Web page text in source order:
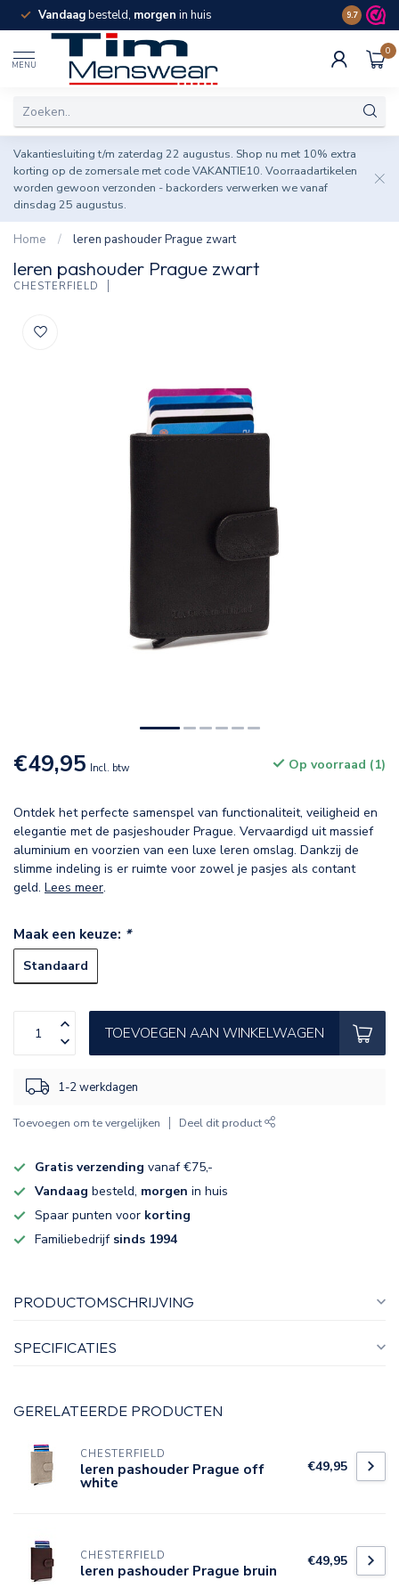
Vandaagbesteld, morgen in huis Spaar
9.7
MENU
0
Vakantiesluiting t/m zaterdag 22 augustus. Shop nu met 10% extra
korting op de zomersale met code VAKANTIE10. Voorraadartikelen
worden gewoon verzonden - backorders verwerken we vanaf
dinsdag 25 augustus.
Home / leren pashouder Prague zwart
leren pashouder Prague zwart
CHESTERFIELD
€49,95 Incl. btw Op voorraad (1)
Ontdek het perfecte samenspel van functionaliteit, veiligheid en
elegantie met de pasjeshouder Prague. Vervaardigd uit massief
aluminium en voorzien van een luxe leren omslag. Dankzij de
slimme indeling is er ruimte voor zowel je pasjes als contant
geld. Lees meer.
Maak een keuze: *
Standaard
TOEVOEGEN AAN WINKELWAGEN
1-2 werkdagen
Toevoegen om te vergelijken Deel dit product
Gratis verzending vanaf €75,-
Vandaag besteld, morgen in huis
Spaar punten voor korting
Familiebedrijf sinds 1994
PRODUCTOMSCHRIJVING
SPECIFICATIES
GERELATEERDE PRODUCTEN
CHESTERFIELD
leren pashouder Prague off
white
€49,95
CHESTERFIELD
leren pashouder Prague bruin €49,95